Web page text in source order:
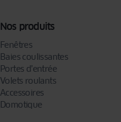
Nos produits
Fenêtres
Baies coulissantes
Portes d’entrée
Volets roulants
Accessoires
Domotique